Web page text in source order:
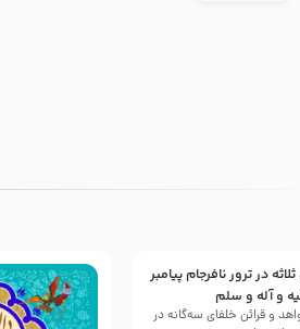
در ترور نافرجام پیامبر
و آله و سلم
و قرائن خلفای سه‌گانه در